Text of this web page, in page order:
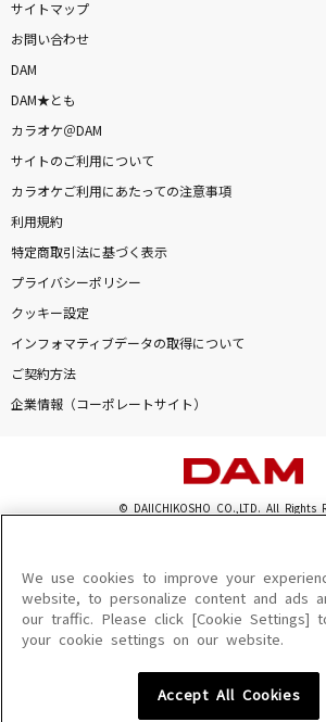
サイトマップ
お問い合わせ
DAM
DAM★とも
カラオケ＠DAM
サイトのご利用について
カラオケご利用にあたっての注意事項
利用規約
特定商取引法に基づく表示
プライバシーポリシー
クッキー設定
インフォマティブデータの取得について
ご契約方法
企業情報（コーポレートサイト）
© DAIICHIKOSHO CO.,LTD. All Rights
このサイトに掲載されている一切の文章・画像・写真・
を問わず、著作権法の定める範囲を超えて無断で複製、転
を禁じます。
楽曲及びコンテンツは、機種によりご利用いただけない場
楽曲及びコンテンツの配信日、配信内容が変更になる場合
We use cookies to improve your
website, to personalize content and ads
our traffic. Please click [Cookie Settings]
your cookie settings on our website.
Accept All Cookies